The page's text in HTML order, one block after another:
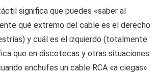
significa que puedes «saber al
qué extremo del cable es el derecho
y cuál es el izquierdo (totalmente
que en discotecas y otras situaciones
enchufes un cable RCA «a ciegas»